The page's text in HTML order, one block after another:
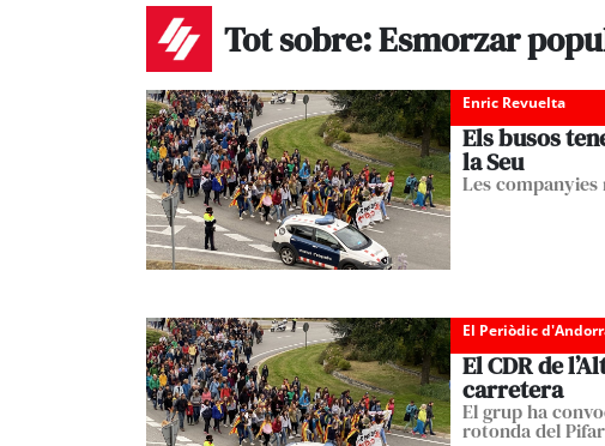
Tot sobre: Esmorzar
Enric Revuelta
Els busos
la Seu
Les
El Periòdic
El CDR de
carretera
El grup ha
rotonda del